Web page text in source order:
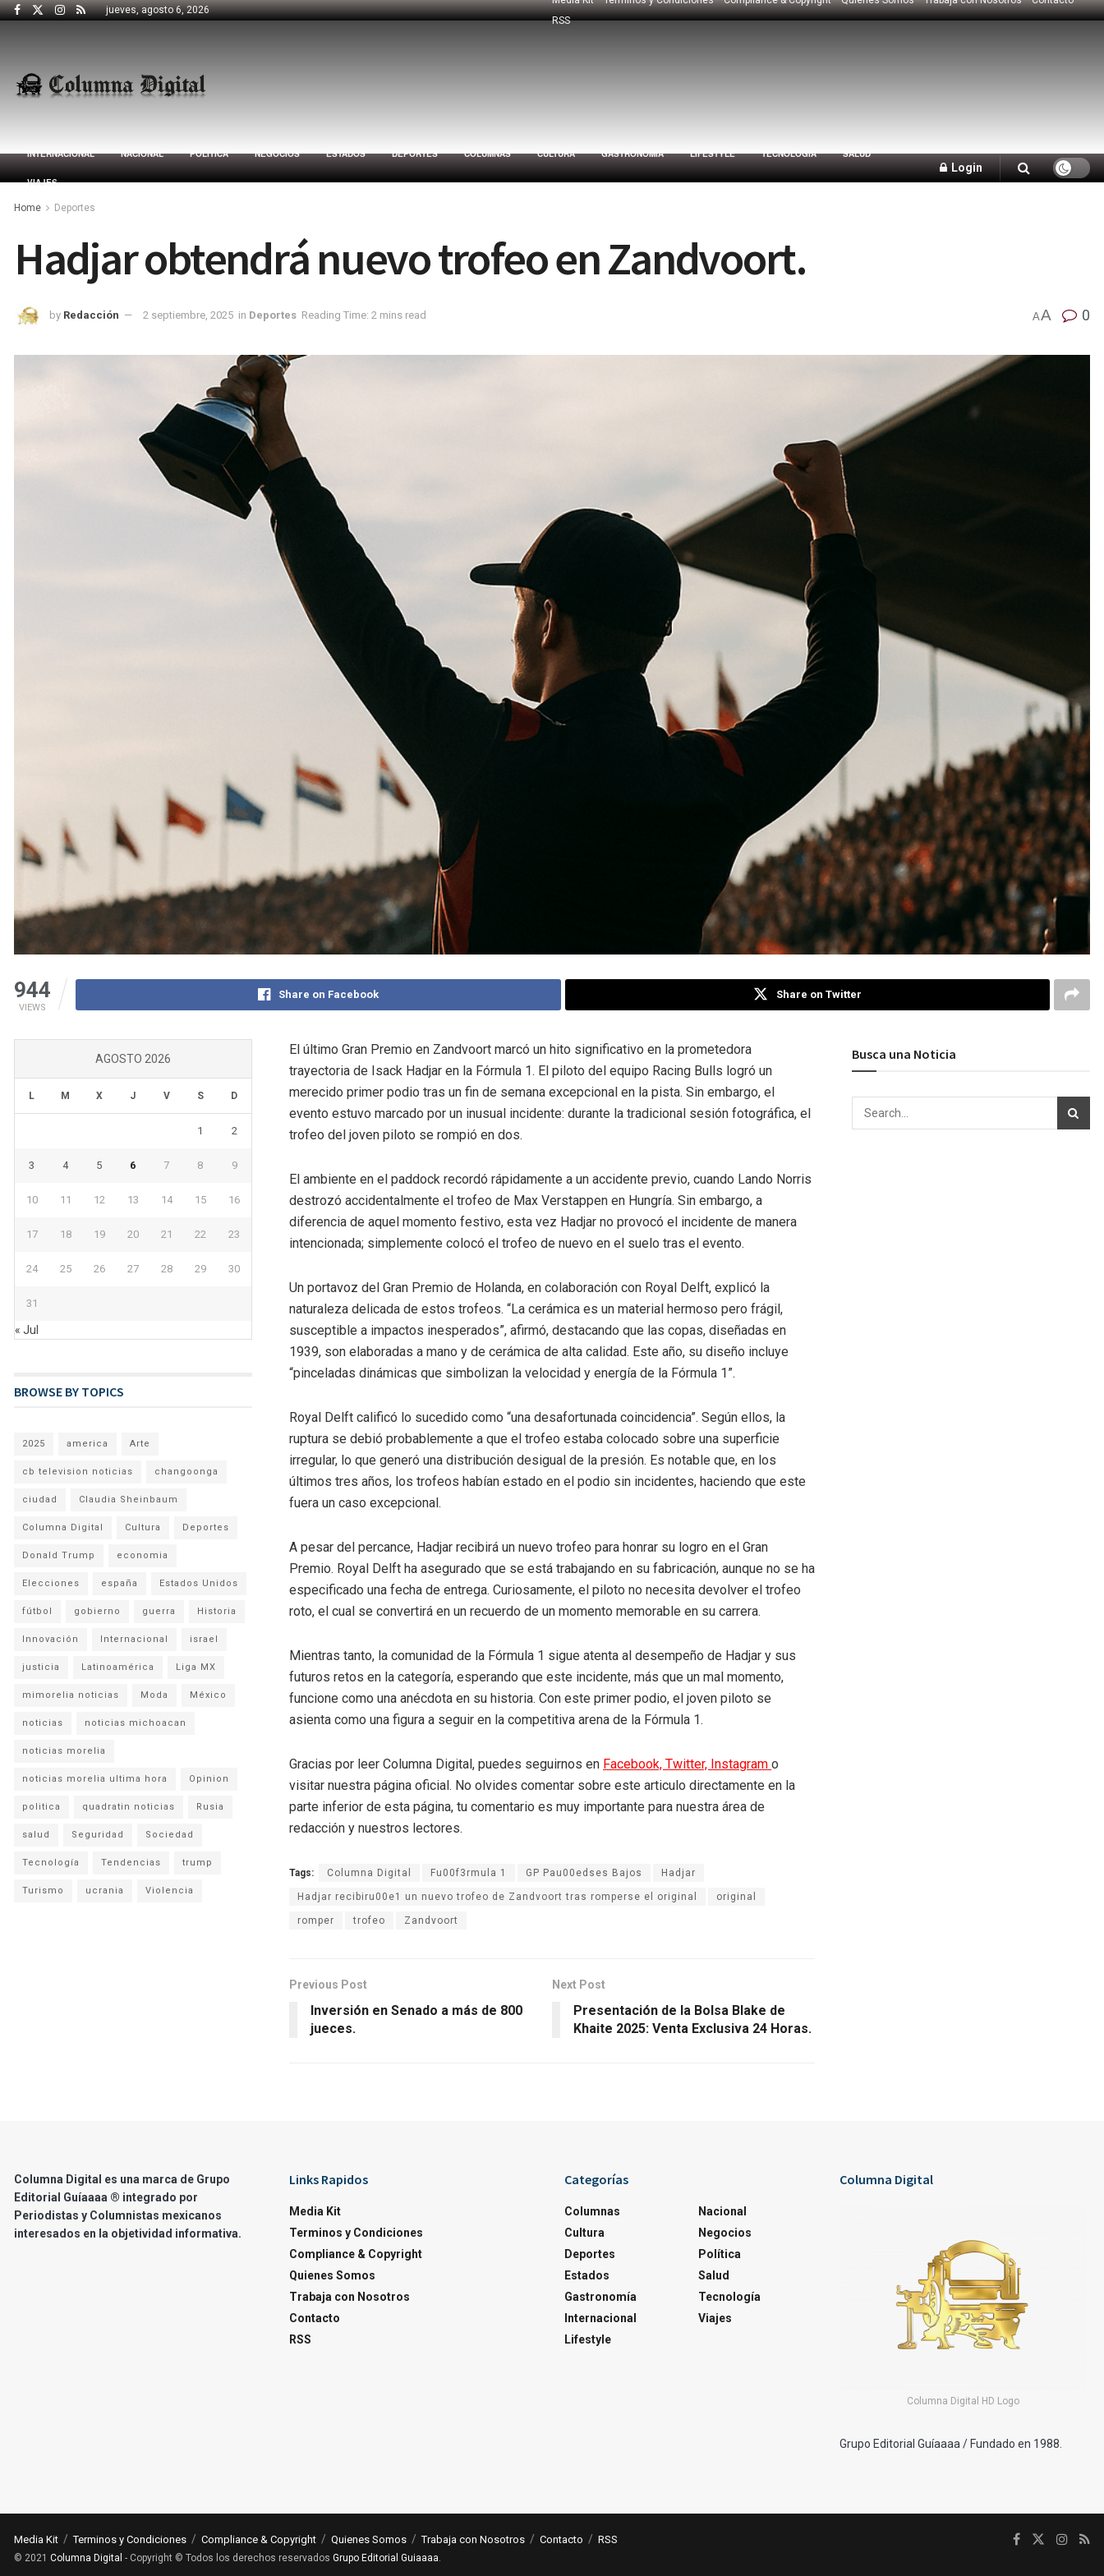
jueves, agosto 6, 2026
RSS
INTERNACIONAL NACIONAL POLÍTICA NEGOCIOS ESTADOS DEPORTES COLUMNAS CULTURA GASTRONOMÍA LIFESTYLE TECNOLOGÍA SALUD
VIAJES
Login
Home Deportes
Hadjar obtendrá nuevo trofeo en Zandvoort.
by Redacción 2 septiembre, 2025 in Deportes Reading Time: 2 mins read AA 0
944
VIEWS
Share on Facebook Share on Twitter
El último Gran Premio en Zandvoort marcó un hito significativo en la prometedora
trayectoria de Isack Hadjar en la Fórmula 1. El piloto del equipo Racing Bulls logró un
merecido primer podio tras un fin de semana excepcional en la pista. Sin embargo, el
evento estuvo marcado por un inusual incidente: durante la tradicional sesión fotográfica, el
trofeo del joven piloto se rompió en dos.
El ambiente en el paddock recordó rápidamente a un accidente previo, cuando Lando Norris
destrozó accidentalmente el trofeo de Max Verstappen en Hungría. Sin embargo, a
diferencia de aquel momento festivo, esta vez Hadjar no provocó el incidente de manera
intencionada; simplemente colocó el trofeo de nuevo en el suelo tras el evento.
Un portavoz del Gran Premio de Holanda, en colaboración con Royal Delft, explicó la
naturaleza delicada de estos trofeos. “La cerámica es un material hermoso pero frágil,
susceptible a impactos inesperados”, afirmó, destacando que las copas, diseñadas en
1939, son elaboradas a mano y de cerámica de alta calidad. Este año, su diseño incluye
“pinceladas dinámicas que simbolizan la velocidad y energía de la Fórmula 1”.
Royal Delft calificó lo sucedido como “una desafortunada coincidencia”. Según ellos, la
ruptura se debió probablemente a que el trofeo estaba colocado sobre una superficie
irregular, lo que generó una distribución desigual de la presión. Es notable que, en los
últimos tres años, los trofeos habían estado en el podio sin incidentes, haciendo que este
fuera un caso excepcional.
A pesar del percance, Hadjar recibirá un nuevo trofeo para honrar su logro en el Gran
Premio. Royal Delft ha asegurado que se está trabajando en su fabricación, aunque no se ha
especificado una fecha de entrega. Curiosamente, el piloto no necesita devolver el trofeo
roto, el cual se convertirá en un recuerdo de un momento memorable en su carrera.
Mientras tanto, la comunidad de la Fórmula 1 sigue atenta al desempeño de Hadjar y sus
futuros retos en la categoría, esperando que este incidente, más que un mal momento,
funcione como una anécdota en su historia. Con este primer podio, el joven piloto se
asienta como una figura a seguir en la competitiva arena de la Fórmula 1.
Gracias por leer Columna Digital, puedes seguirnos en Facebook, Twitter, Instagram o
visitar nuestra página oficial. No olvides comentar sobre este articulo directamente en la
parte inferior de esta página, tu comentario es muy importante para nuestra área de
redacción y nuestros lectores.
Tags: Columna Digital Fu00f3rmula 1 GP Pau00edses Bajos Hadjar
Hadjar recibiru00e1 un nuevo trofeo de Zandvoort tras romperse el original original
romper trofeo Zandvoort
Previous Post
Inversión en Senado a más de 800
jueces.
Next Post
Presentación de la Bolsa Blake de
Khaite 2025: Venta Exclusiva 24 Horas.
AGOSTO 2026
L M X J V S D
1 2
3 4 5 6 7 8 9
10 11 12 13 14 15 16
17 18 19 20 21 22 23
24 25 26 27 28 29 30
31
« Jul
BROWSE BY TOPICS
2025 america Arte
cb television noticias changoonga
ciudad Claudia Sheinbaum
Columna Digital Cultura Deportes
Donald Trump economia
Elecciones españa Estados Unidos
fútbol gobierno guerra Historia
Innovación Internacional israel
justicia Latinoamérica Liga MX
mimorelia noticias Moda México
noticias noticias michoacan
noticias morelia
noticias morelia ultima hora Opinion
politica quadratin noticias Rusia
salud Seguridad Sociedad
Tecnología Tendencias trump
Turismo ucrania Violencia
Busca una Noticia
Columna Digital es una marca de Grupo
Editorial Guíaaaa ® integrado por
Periodistas y Columnistas mexicanos
interesados en la objetividad informativa.
Links Rapidos
Media Kit
Terminos y Condiciones
Compliance & Copyright
Quienes Somos
Trabaja con Nosotros
Contacto
RSS
Categorías
Columnas
Cultura
Deportes
Estados
Gastronomía
Internacional
Lifestyle
Nacional
Negocios
Política
Salud
Tecnología
Viajes
Columna Digital
Columna Digital HD Logo
Grupo Editorial Guíaaaa / Fundado en 1988.
Media Kit Terminos y Condiciones Compliance & Copyright Quienes Somos Trabaja con Nosotros Contacto RSS
© 2021 Columna Digital - Copyright © Todos los derechos reservados Grupo Editorial Guiaaaa